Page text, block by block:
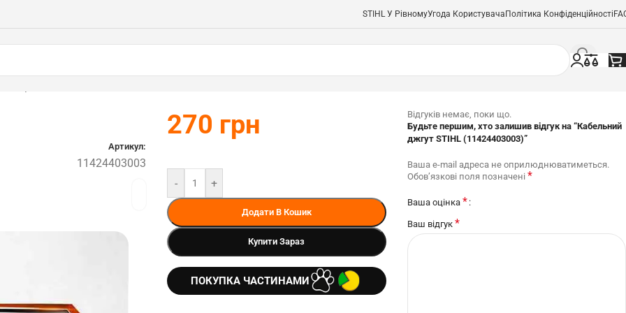
STIHL У РівномуУгода Користувача Політика Конфіденційності
Артикул:
11424403003
270 грн
- +
Додати В Кошик
Купити Зараз
ПОКУПКА ЧАСТИНАМИ
Відгуків немає, поки що.
Будьте першим, хто залишив відгук на “Кабельний
джгут STIHL (11424403003)”
Ваша e-mail адреса не оприлюднюватиметься.
Обов’язкові поля позначені *
Ваша оцінка *
Ваш відгук *